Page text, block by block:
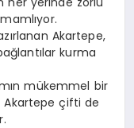
Akartepe,
kurma
mükemmel bir
Akartepe çifti de